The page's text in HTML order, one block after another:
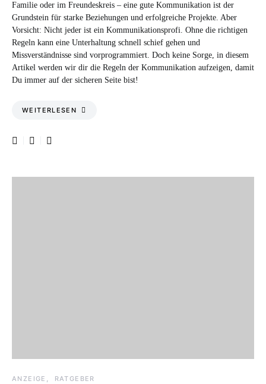
Familie oder im Freundeskreis – eine gute Kommunikation ist der
Grundstein für starke Beziehungen und erfolgreiche Projekte. Aber
Vorsicht: Nicht jeder ist ein Kommunikationsprofi. Ohne die richtigen
Regeln kann eine Unterhaltung schnell schief gehen und
Missverständnisse sind vorprogrammiert. Doch keine Sorge, in diesem
Artikel werden wir dir die Regeln der Kommunikation aufzeigen, damit
Du immer auf der sicheren Seite bist!
WEITERLESEN
ANZEIGE RATGEBER